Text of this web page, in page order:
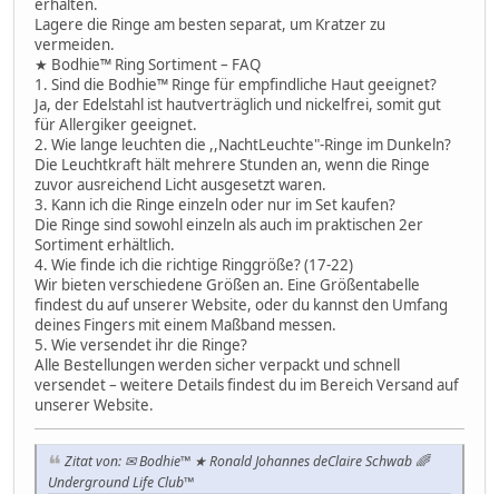
erhalten.
Lagere die Ringe am besten separat, um Kratzer zu
vermeiden.
★ Bodhie™ Ring Sortiment – FAQ
1. Sind die Bodhie™ Ringe für empfindliche Haut geeignet?
Ja, der Edelstahl ist hautverträglich und nickelfrei, somit gut
für Allergiker geeignet.
2. Wie lange leuchten die ,,NachtLeuchte"-Ringe im Dunkeln?
Die Leuchtkraft hält mehrere Stunden an, wenn die Ringe
zuvor ausreichend Licht ausgesetzt waren.
3. Kann ich die Ringe einzeln oder nur im Set kaufen?
Die Ringe sind sowohl einzeln als auch im praktischen 2er
Sortiment erhältlich.
4. Wie finde ich die richtige Ringgröße? (17-22)
Wir bieten verschiedene Größen an. Eine Größentabelle
findest du auf unserer Website, oder du kannst den Umfang
deines Fingers mit einem Maßband messen.
5. Wie versendet ihr die Ringe?
Alle Bestellungen werden sicher verpackt und schnell
versendet – weitere Details findest du im Bereich Versand auf
unserer Website.
Zitat von: ✉ Bodhie™ ★ Ronald Johannes deClaire Schwab 🌈
Underground Life Club™